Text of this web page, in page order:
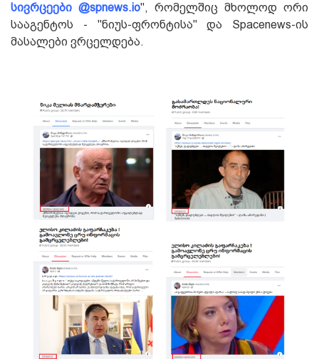
სივრცეები @spnews.io", რომელშიც მხოლოდ ორი
სააგენტოს - "ნიუს-ფრონტისა" და Spacenews-ის
მასალები ვრცელდება.